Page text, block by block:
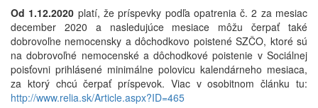
Od 1.12.2020 platí, že príspevky podľa opatrenia č. 2 za mesiac
december 2020 a nasledujúce mesiace môžu čerpať také
dobrovoľne nemocensky a dôchodkovo poistené SZČO, ktoré sú
na dobrovoľné nemocenské a dôchodkové poistenie v Sociálnej
poisťovni prihlásené minimálne polovicu kalendárneho mesiaca,
za ktorý chcú čerpať príspevok. Viac v osobitnom článku tu:
http://www.relia.sk/Article.aspx?ID=465